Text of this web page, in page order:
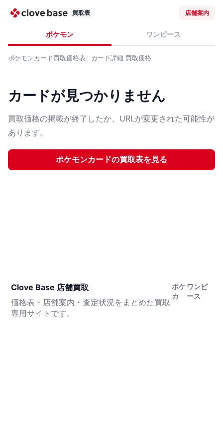
買取表 店舗案内
ポケモン ワンピース
ポケモンカード買取価格表 カード詳細 買取価格
カードが見つかりません
買取価格の掲載が終了したか、URLが変更された可能性が
あります。
ポケモンカードの買取表を見る
Clove Base 店舗買取
価格表・店舗案内・査定状況をまとめた買取
専用サイトです。
ポケ
カ
ワンピ
ース